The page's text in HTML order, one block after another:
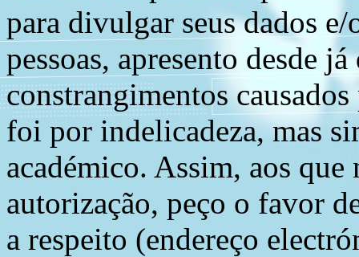
para divulgar seus dados
pessoas, apresento desde
constrangimentos
foi por indelicadeza, mas
académico. Assim, aos
autorização, peço o favor
a respeito (endereço